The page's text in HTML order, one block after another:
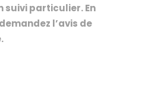
suivi particulier. En
l’avis de